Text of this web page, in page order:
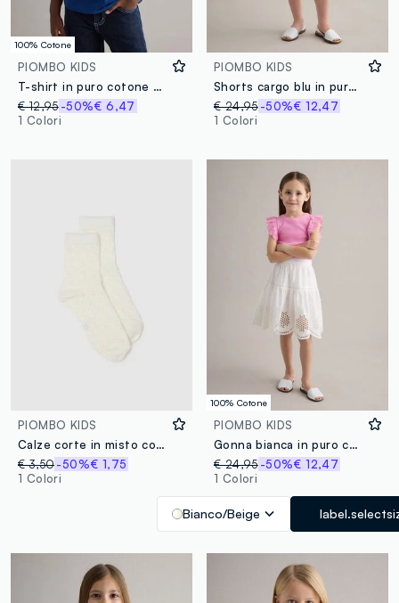
100% Cotone
PIOMBO KIDS
T-shirt in puro cotone blu da bambino regular fit con ricamo
€ 12,95-50%€ 6,47
1 Colori
PIOMBO KIDS
Shorts cargo blu in puro lyocell per bambina regular fit
€ 24,95 -50%€ 12,47
1 Colori
PIOMBO KIDS
Calze corte in misto cotone bianco da bambina con motivo a maglia
€ 3,50-50%€ 1,75
1 Colori
100% Cotone
PIOMBO KIDS
Gonna bianca in puro cotone sangallo
€ 24,95 -50%€ 12,47
1 Colori
Bianco/Beige